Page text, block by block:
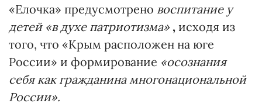
«Елочка» предусмотрено воспитание у
детей «в духе патриотизма» , исходя из
того, что «Крым расположен на юге
России» и формирование «осознания
себя как гражданина многонациональной
России».